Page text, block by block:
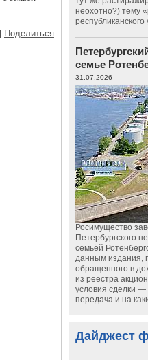
Поделиться
неохотно?) тему
республиканского
семье
31.07.2026
Росимущество
Петербургского
семьёй
данным издания,
обращенного в
из реестра
условия сделки
передача и на
Дайджест